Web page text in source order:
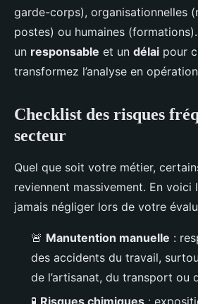
garde-corps), organisationnelles
postes) ou humaines
un responsable et un délai pour
transformez l’analyse en
Checklist des risques
secteur
Quel que soit votre métier,
reviennent massivement. En voici
jamais négliger lors de votre
🚨 Manutention manuelle :
des accidents du travail,
de l’artisanat, du transport ou